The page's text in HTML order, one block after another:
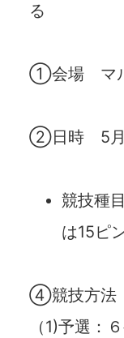
る
①会場 マル
②日時 5月
競技種
は15ピ
④競技方法
（1)予選：